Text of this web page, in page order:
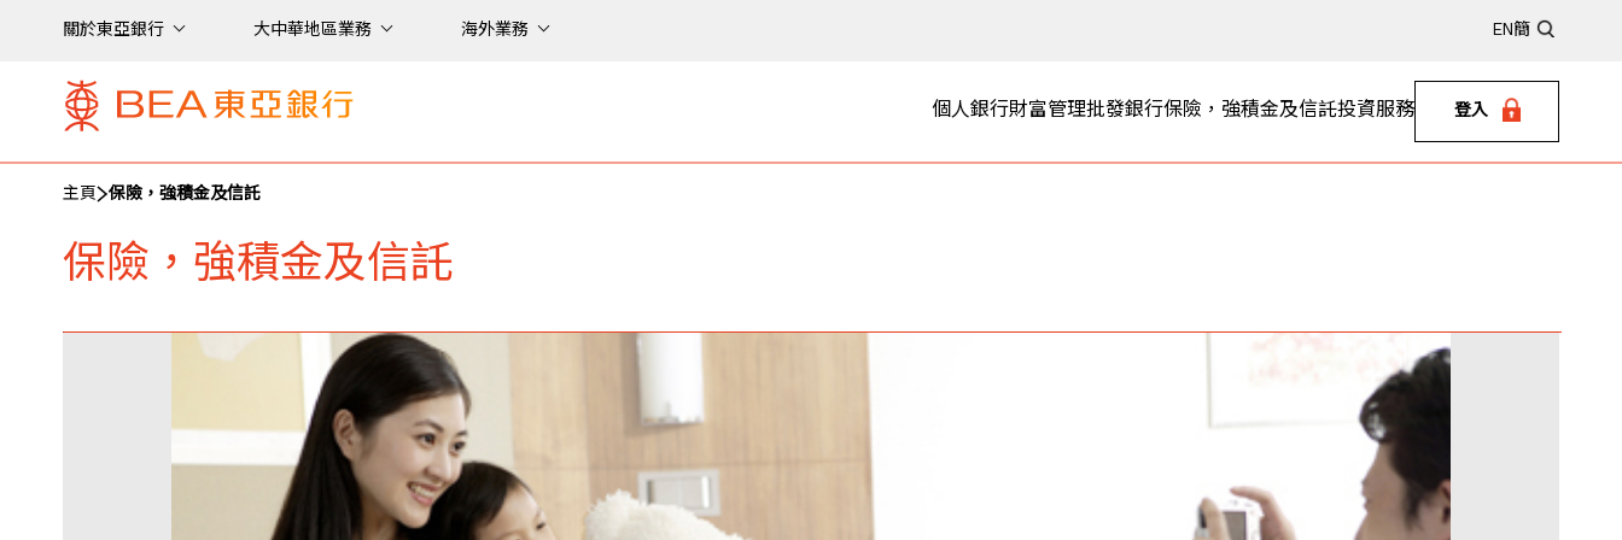
關於東亞銀行 大中華地區業務 海外業務 EN 簡
個人銀行財富管理批發銀行保險，強積金及信託投資服務 登入
主頁 保險，強積金及信託
保險，強積金及信託